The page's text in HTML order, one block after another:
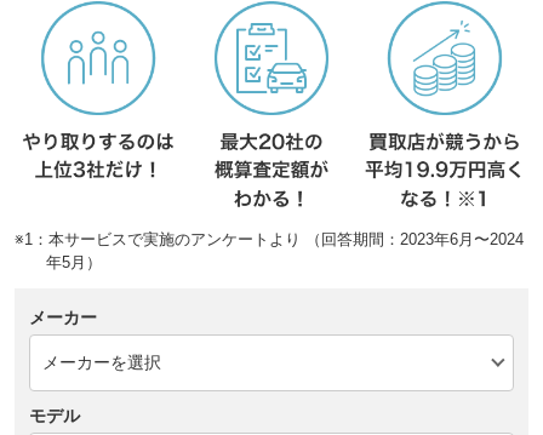
※1：本サービスで実施のアンケートより （回答期間：2023年6月〜2024
年5月）
メーカー
モデル